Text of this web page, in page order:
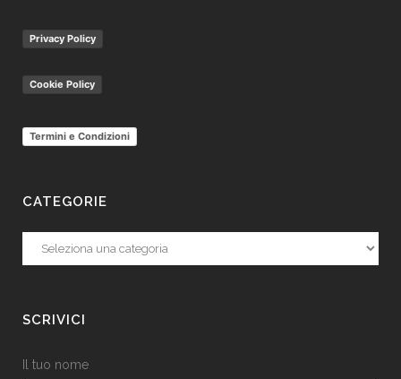
Privacy Policy
Cookie Policy
Termini e Condizioni
CATEGORIE
Categorie
SCRIVICI
Il tuo nome